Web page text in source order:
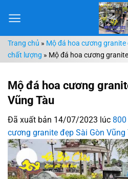
đến
dungTrang chủ » Mộ đá hoa cương granite
chất lượng » Mộ đá hoa cương
Mộ đá hoa cương
Vũng Tàu
Đã xuất bản 14/07/2023 lúc
cương granite đẹp Sài Gòn